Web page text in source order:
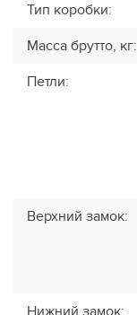
Тип коробки:
Масса брутто, кг:
Петли:
Верхний замок:
Нижний замок: